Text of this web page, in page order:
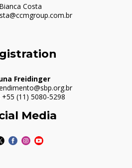
Bianca Costa
Freidinger
+55 (11) 5080-5298
Media